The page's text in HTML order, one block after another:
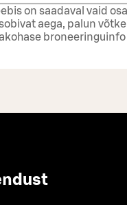
on saadaval vaid
aega, palun